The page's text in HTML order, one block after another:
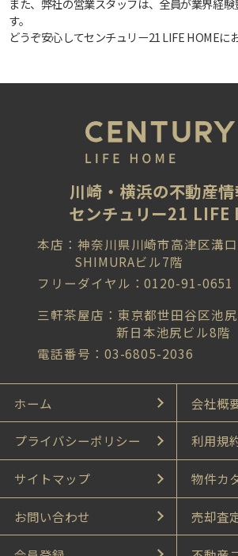
また、弊社の営業スタッフは、全員が業界経
す。
どうぞ安心してセンチュリー21 LIFE HOMEに
川崎・横浜の不動産
センチュリー21 LIFE
本店：神奈川県川崎市高津区溝
SHIMURAビル7階
フリーダイヤル：0120-91-0651
三軒茶屋店：東京都世田谷区池
新日本池尻ビル8階
電話番号：03-6805-2036
ホーム 会社概
プライバシーポリシー 利用規
サイトマップ 物件カ
お問い合わせ 売却査